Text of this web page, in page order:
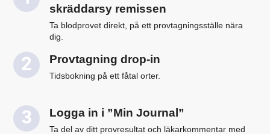
skräddarsy remissen
Ta blodprovet direkt, på ett provtagningsställe nära
dig.
Provtagning drop-in
Tidsbokning på ett fåtal orter.
Logga in i ”Min Journal”
Ta del av ditt provresultat och läkarkommentar med